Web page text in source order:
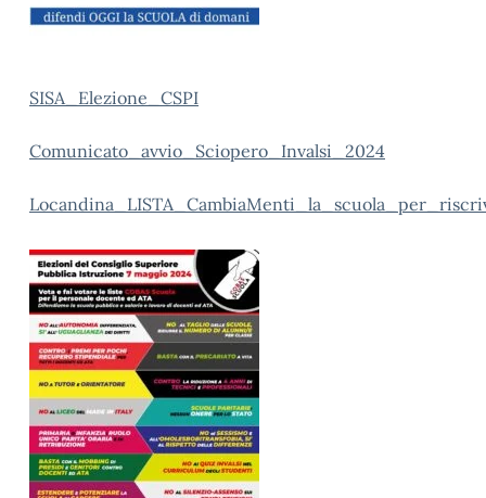
SISA_Elezione_CSPI
Comunicato_avvio_Sciopero_Invalsi_2024